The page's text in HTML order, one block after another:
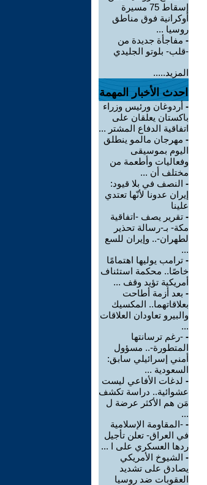
إسقاط 75 مسيرة
أوكرانية فوق مناطق
روسيا ...
- مفاجأة جديدة من
-قلب- بلوتو الجليدي
المزيد.....
احدث الأخبار المهمة
- أردوغان ورئيس وزراء
باكستان يعلقان على
اتفاقية الدفاع المشتر ...
- مهرجان مالمو ينطلق
اليوم بموسيقى
وفعاليات وأطعمة من
مختلف أن ...
- النصف في بلا قيود:
إيران عدونا لأنّها تعتدي
علينا
- تقرير يصف -اتفاقية
مكة- بـ-رسالة تحذير
لطهران-.. وإيران للسع
...
- ترامب يوليها اهتمامًا
خاصًا.. محكمة استئناف
أمريكية تؤيد وقف ...
- بعد أزمة أطاحت
بعلاقاتهما.. المكسيك
والبيرو تعاودان العلاقات
...
- -رغم ترسانتها
المتطورة-.. مسؤول
أمني إسرائيلي سابق:
السعودية ...
- لدغات الأفاعي ليست
عشوائية.. دراسة تكشف
مَن هم الأكثر عرضة ل
...
- -المقاومة الإسلامية
في العراق- تعلن تأجيل
ردها العسكري على ا ...
- الشيوخ الأمريكي
يصادق على تشديد
العقوبات ضد روسيا